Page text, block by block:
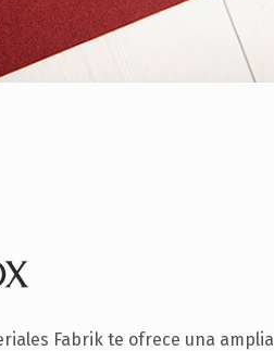
Fabrik te ofrece una amplia